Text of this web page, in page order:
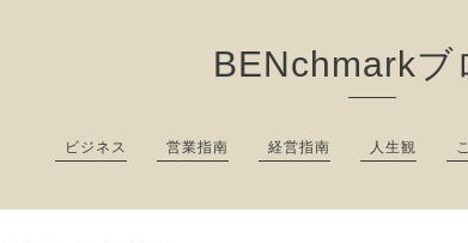
BENchmarkブ
ビジネス 営業指南 経営指南 人生観